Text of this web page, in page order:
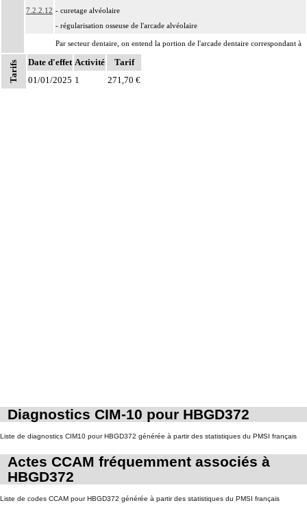
Notes
7.2.2.12 - curetage alvéolaire
- régularisation osseuse de l'arcade alvéolaire
7.2.2
Par secteur dentaire, on entend la portion de l'arcade dentaire correspondant à
l'implantation habituelle des dents considérées, que cette portion soit dentée ou
non.
Tarifs Date d'effet Activité
Tarif
01/01/2025 1 271,70 €
Diagnostics CIM-10 pour HBGD372
Liste de diagnostics CIM10 pour HBGD372 générée à partir des statistiques du PMSI français
Actes CCAM fréquemment associés à
HBGD372
Liste de codes CCAM pour HBGD372 générée à partir des statistiques du PMSI français